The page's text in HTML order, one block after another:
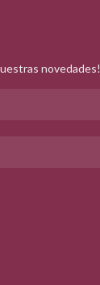
novedades!